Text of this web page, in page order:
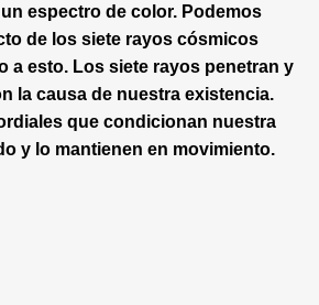
espectro de color. Podemos
de los siete rayos cósmicos
a esto. Los siete rayos penetran y
la causa de nuestra existencia.
que condicionan nuestra
y lo mantienen en movimiento.